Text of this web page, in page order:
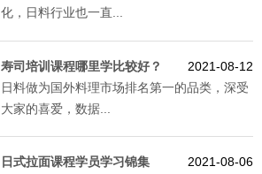
化，日料行业也一直...
寿司培训课程哪里学比较好？
2021-08-12
日料做为国外料理市场排名第一的品类，深受
大家的喜爱，数据...
日式拉面课程学员学习锦集
2021-08-06